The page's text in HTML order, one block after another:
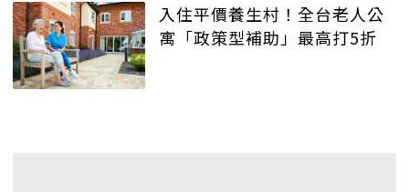
入住平價養生村！全台老人公
寓「政策型補助」最高打5折